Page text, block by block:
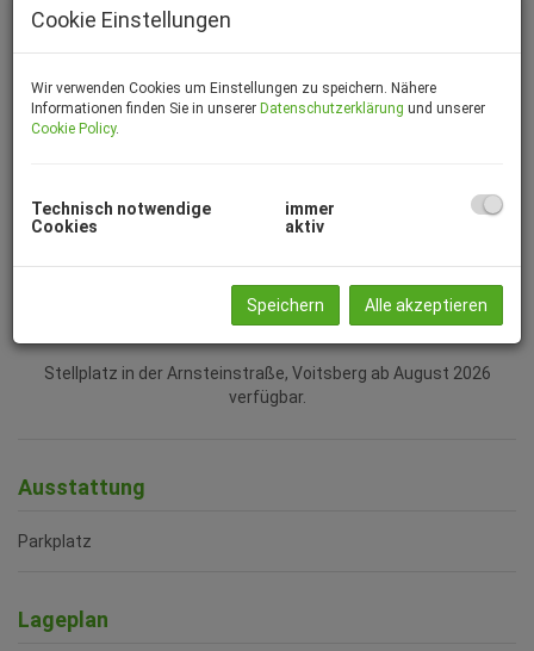
Stellplatz in der Arnsteinstraße, Voitsberg ab August 2026
verfügbar.
Ausstattung
Parkplatz
Lageplan
Cookie Einstellungen
Wir verwenden Cookies um Einstellungen zu speichern. Nähere
Informationen finden Sie in unserer Datenschutzerklärung und unserer
Cookie Policy.
Technisch notwendige
Cookies
immer
aktiv
Speichern Alle akzeptieren